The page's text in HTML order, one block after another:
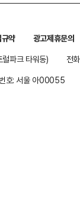
약
광고제휴문의
파크 타워동)
전
호: 서울 아00055